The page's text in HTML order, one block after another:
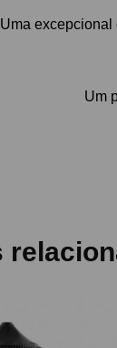
Uma excepcional
Um